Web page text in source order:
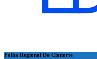
Folha Regional De Cianorte